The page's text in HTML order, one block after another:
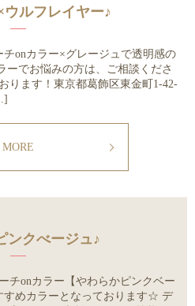
ウルフレイヤー♪
チonカラー×グレージュで透明感の
ーでお悩みの方は、ご相談くださ
ります！東京都葛飾区東金町1-42-
MORE
ンクべージュ♪
チonカラー【やわらかピンクベー
すめカラーとなっております☆ デ